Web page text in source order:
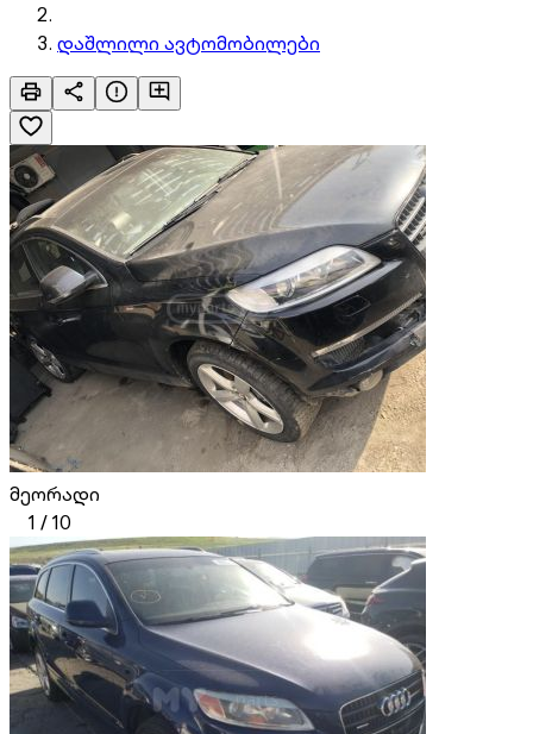
დაშლილი ავტომობილები
მეორადი
1 /10